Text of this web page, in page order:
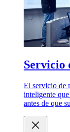
Servicio
El servicio de
inteligente
antes de que